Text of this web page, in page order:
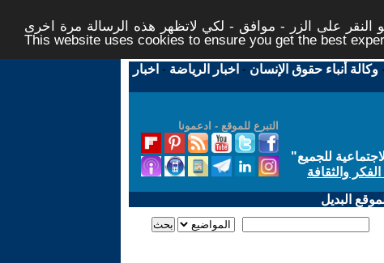
على الزر - موافق - لكي لاتظهر هذه الرسالة مرة اخرى -
This website uses cookies to ensure you get the best
وكالة أنباء حقوق الإنسان - اخبار الرياضة - اخبار
التبرع للموقع - ادعمونا
للجميع"
والثقافة
البديل